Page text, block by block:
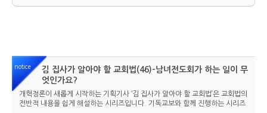
notice
김 집사가 알아야 할 교회법(46)-남녀전도회가 하는 일이 무
엇인가요?
개혁정론이 새롭게 시작하는 기획기사 ‘김 집사가 알아야 할 교회법’은 교회법의
전반적 내용을 쉽게 해설하는 시리즈입니다. 기독교보와 함께 진행하는 시리즈